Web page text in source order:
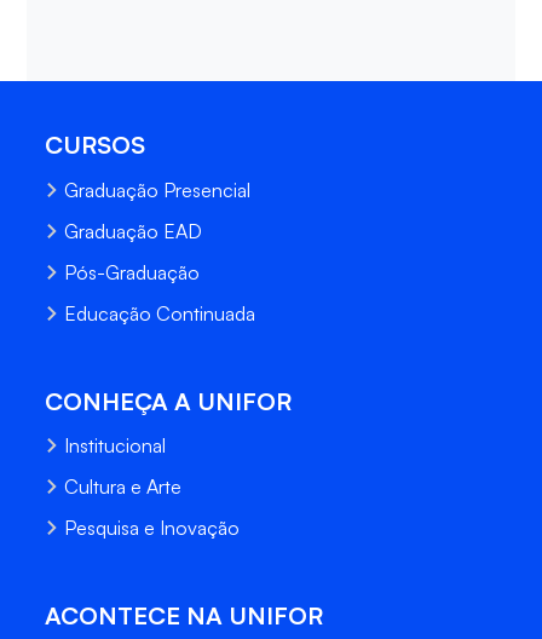
CURSOS
Graduação Presencial
Graduação EAD
Pós-Graduação
Educação Continuada
CONHEÇA A UNIFOR
Institucional
Cultura e Arte
Pesquisa e Inovação
ACONTECE NA UNIFOR